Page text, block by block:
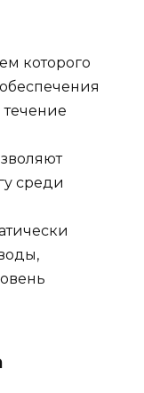
которого
течение
среди